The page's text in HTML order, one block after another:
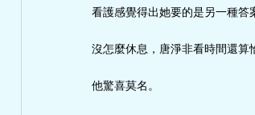
看護感覺得出她要的是另一種答
沒怎麼休息，唐淨非看時間還算
他驚喜莫名。